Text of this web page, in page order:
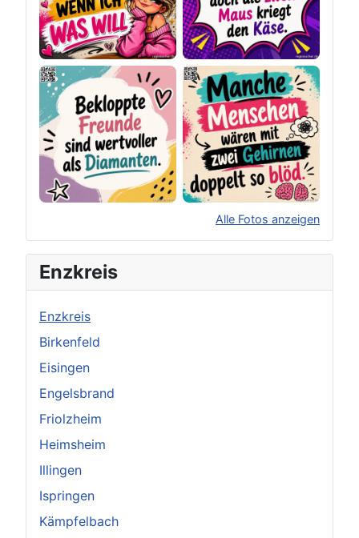
Alle Fotos anzeigen
Original herunterladen
Enzkreis
Enzkreis
Birkenfeld
Eisingen
Engelsbrand
Friolzheim
Heimsheim
Illingen
Ispringen
Kämpfelbach